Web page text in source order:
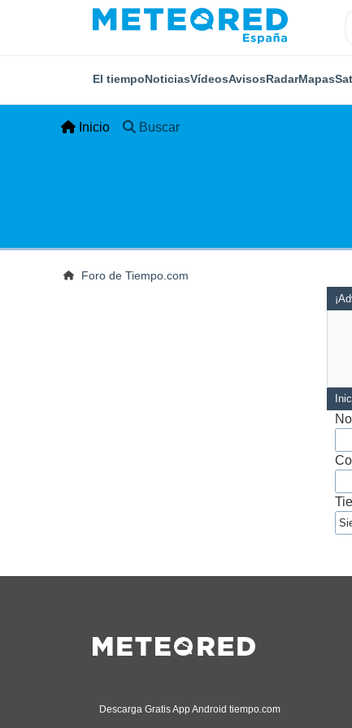
El tiempoNoticiasVídeosAvisosRadarMapas
Inicio Buscar
Foro de Tiempo.com
Descarga Gratis App Android tiempo.com